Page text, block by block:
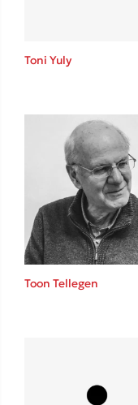
Toni Yuly
Toon Tellegen